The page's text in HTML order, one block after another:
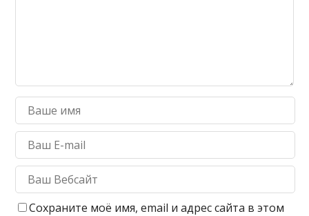
Сохраните моё имя, email и адрес сайта в этом